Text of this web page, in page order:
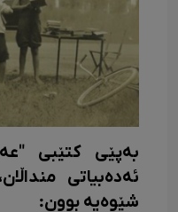
بەپێی کتێبی
ئەدەبیاتی
شێوەیە بوون: